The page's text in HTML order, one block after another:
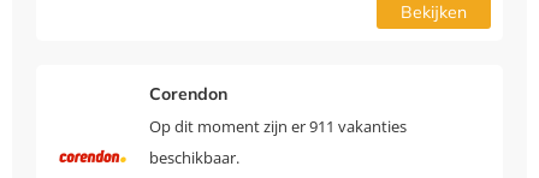
Bekijken
Corendon
Op dit moment zijn er 911 vakanties
beschikbaar.